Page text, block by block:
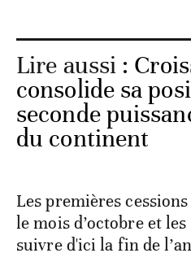
Lire aussi :
consolide sa
seconde
du continent
Les premières
le mois d’octobre et
suivre d'ici la fin de